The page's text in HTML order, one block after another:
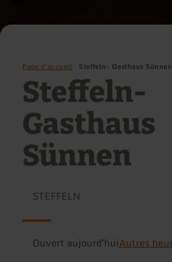
Page d'accueil Steffeln- Gasthaus Sünnen
Steffeln-
Gasthaus
Sünnen
STEFFELN
Ouvert aujourd'huiAutres